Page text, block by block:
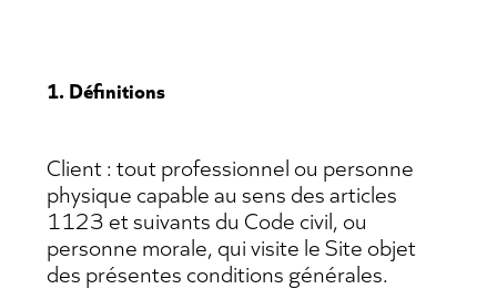
1. Définitions
Client : tout professionnel ou personne
physique capable au sens des articles
1123 et suivants du Code civil, ou
personne morale, qui visite le Site objet
des présentes conditions générales.